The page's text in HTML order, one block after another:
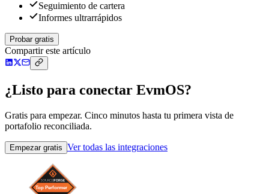
Seguimiento de cartera
Informes ultrarrápidos
Probar gratis
Compartir este artículo
¿Listo para conectar EvmOS?
Gratis para empezar. Cinco minutos hasta tu primera vista de
portafolio reconciliada.
Empezar gratis Ver todas las integraciones